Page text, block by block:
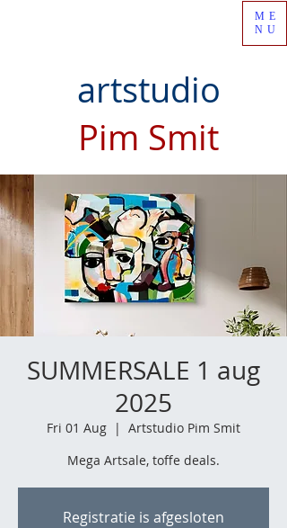
artstudio
Pim Smit
ME
NU
SUMMERSALE 1 aug
2025
Fri 01 Aug
  |
Artstudio Pim Smit
Mega Artsale, toffe deals.
Registratie is afgesloten